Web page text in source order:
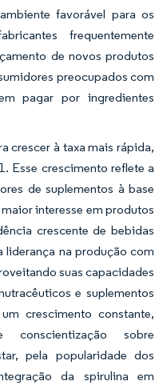
favorável para os
frequentemente
de novos produtos
preocupados com
pagar por ingredientes
crescer à taxa mais rápida,
Esse crescimento reflete a
de suplementos à base
interesse em produtos
crescente de bebidas
liderança na produção com
suas capacidades
e suplementos
crescimento constante,
conscientização sobre
pela popularidade dos
da spirulina em